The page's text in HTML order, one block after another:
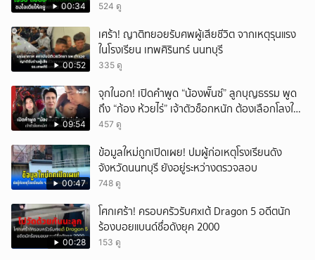
00:34 524 ดู
00:52
เศร้า! ญาติทยอยรับศพผู้เสียชีวิต จากเหตุรุนแรง
ในโรงเรียน เทพศิรินทร์ นนทบุรี
335 ดู
09:54
จุกในอก! เปิดคำพูด “น้องพั๊นซ์” ลูกบุญธรรม พูด
ถึง “ก้อง ห้วยไร่” เจ้าตัวช็อกหนัก ต้องเลือกโลงให้
ลูก!
457 ดู
00:47
ข้อมูลใหม่ถูกเปิดเผย! ปมผู้ก่อเหตุโรงเรียนดัง
จังหวัดนนทบุรี ยังอยู่ระหว่างตรวจสอบ
748 ดู
00:28
โศกเศร้า! ครอบครัวรับศxเต้ Dragon 5 อดีตนัก
ร้องบอยแบนด์ชื่อดังยุค 2000
153 ดู